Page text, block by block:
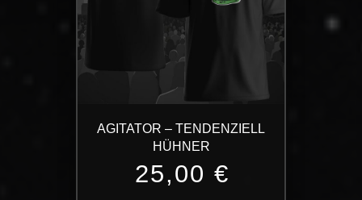
AGITATOR – TENDENZIELL
HÜHNER
25,00 €